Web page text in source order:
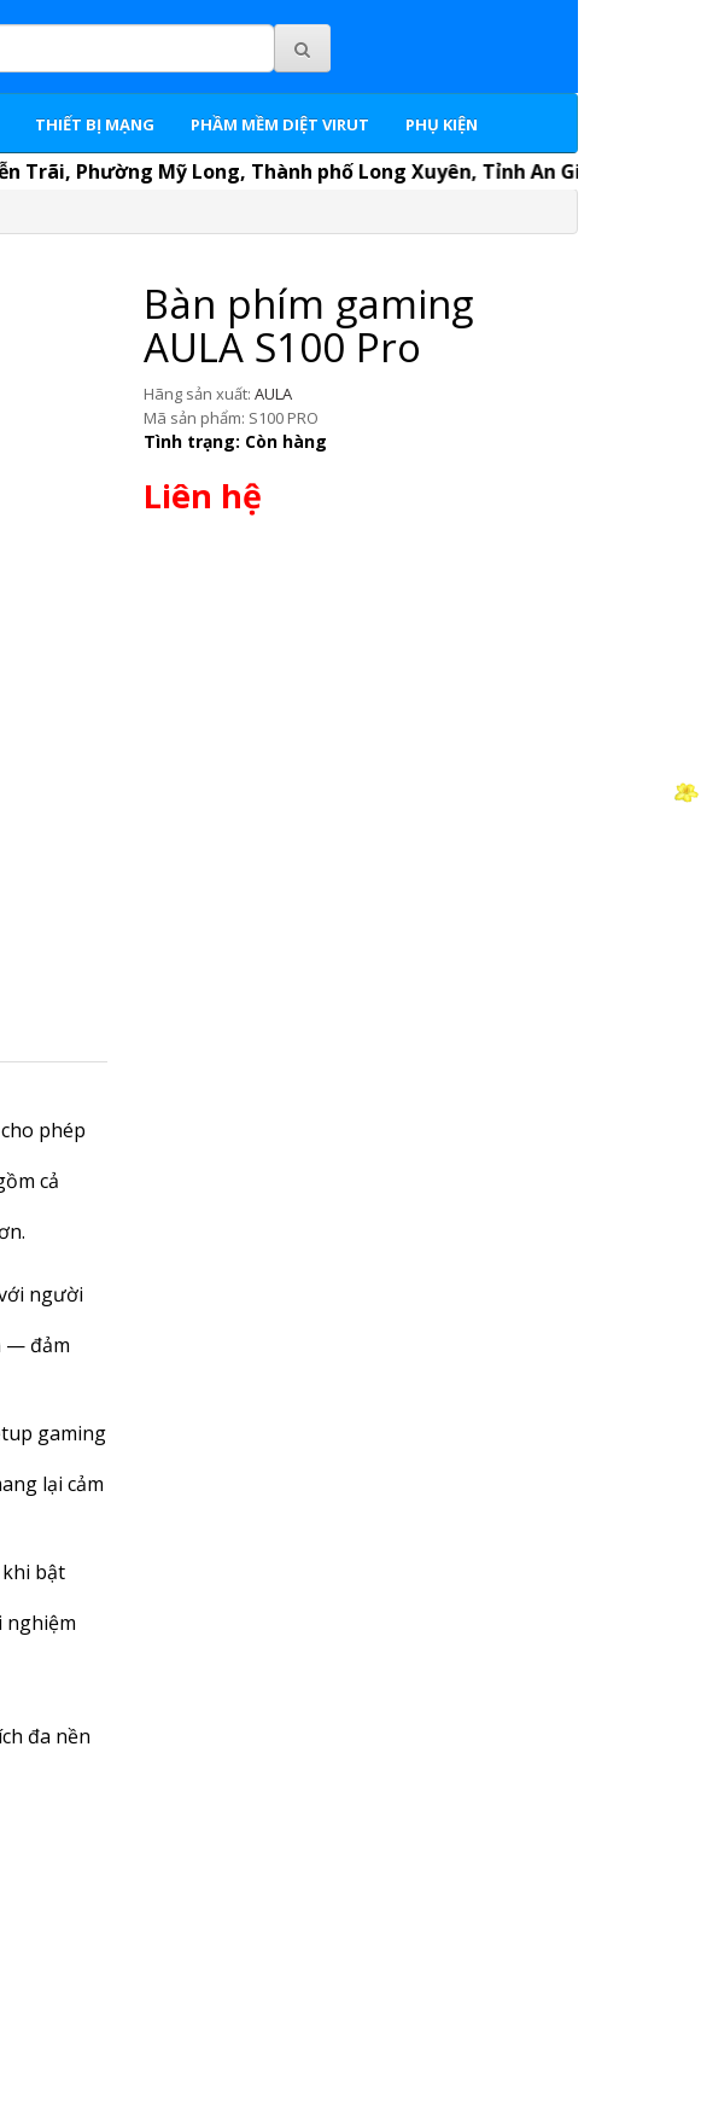
THIẾT BỊ MẠNG PHẦM MỀM DIỆT VIRUT PHỤ KIỆN
Phường Mỹ Long, Thành phố Long Xuyên, Tỉnh An Giang. P.Kinh
phép
cả
người
— đảm
gaming
lại cảm
bật
nghiệm
đa nền
Bàn phím gaming
AULA S100 Pro
Hãng sản xuất: AULA
Mã sản phẩm: S100 PRO
Tình trạng: Còn hàng
Liên hệ